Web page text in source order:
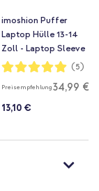
imoshion Puffer
Laptop Hülle 13-14
Zoll - Laptop Sleeve
- Hot Pink
Bewertung:
100%
(5)
Preisempfehlung34,99 €
13,10 €